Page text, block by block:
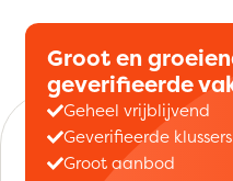
Groot en
geverifieerde
Geheel vrijblijvend
Geverifieerde klussers
Groot aanbod